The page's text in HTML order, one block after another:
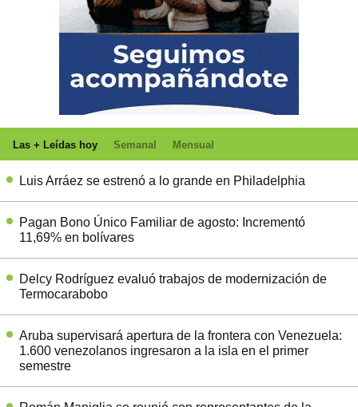
Las + Leídas hoy Semanal Mensual
Luis Arráez se estrenó a lo grande en Philadelphia
Pagan Bono Único Familiar de agosto: Incrementó
11,69% en bolívares
Delcy Rodríguez evaluó trabajos de modernización de
Termocarabobo
Aruba supervisará apertura de la frontera con Venezuela:
1.600 venezolanos ingresaron a la isla en el primer
semestre